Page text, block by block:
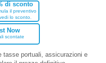
di sconto
il preventivo
lo sconto.
Now
scontate
tasse portuali, assicurazioni e